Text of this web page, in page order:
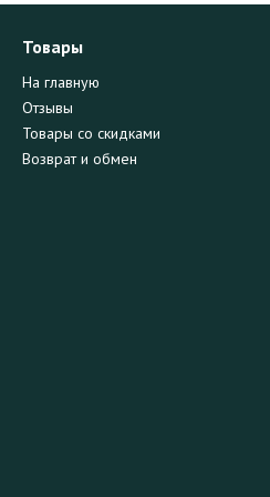
Товары
На главную
Отзывы
Товары со скидками
Возврат и обмен